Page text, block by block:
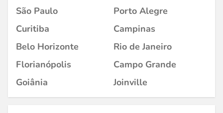
São Paulo
Porto Alegre
Curitiba
Campinas
Belo Horizonte
Rio de Janeiro
Florianópolis
Campo Grande
Goiânia
Joinville